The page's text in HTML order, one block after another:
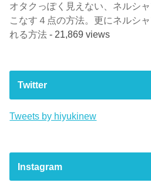
オタクっぽく見えない、ネルシ
こなす４点の方法。更にネルシ
れる方法 - 21,869 views
Twitter
Tweets by hiyukinew
Instagram